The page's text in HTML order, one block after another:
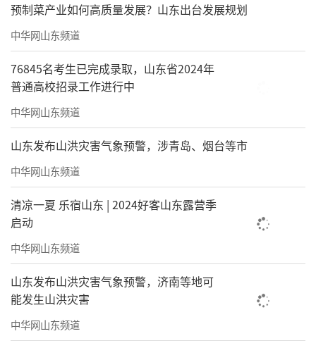
预制菜产业如何高质量发展？山东出台发展规划
中华网山东频道
76845名考生已完成录取，山东省2024年
普通高校招录工作进行中
中华网山东频道
山东发布山洪灾害气象预警，涉青岛、烟台等市
中华网山东频道
清凉一夏 乐宿山东 | 2024好客山东露营季
启动
中华网山东频道
山东发布山洪灾害气象预警，济南等地可
能发生山洪灾害
中华网山东频道